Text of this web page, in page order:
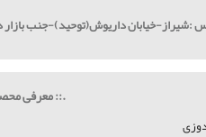
:شیراز-خیابان داریوش(توحید)-جنب
.:: معرفی